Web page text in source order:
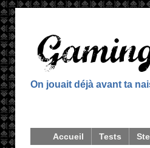
On jouait déjà avant ta
Accueil Tests